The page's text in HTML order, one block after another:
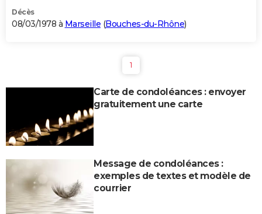
Décès
08/03/1978 à Marseille (Bouches-du-Rhône)
1
Carte de condoléances : envoyer
gratuitement une carte
Message de condoléances :
exemples de textes et modèle de
courrier